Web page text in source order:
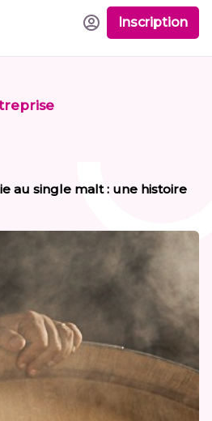
Inscription
au single malt : une histoire